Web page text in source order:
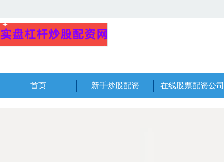
首页 新手炒股配资 在线股票配资公司